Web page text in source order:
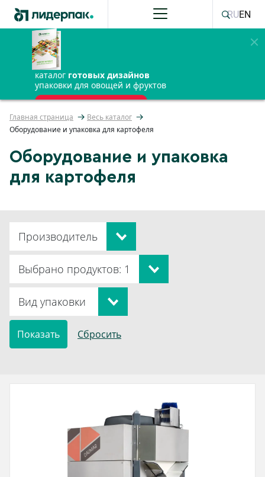
каталог готовых дизайнов
упаковки для овощей и фруктов
ПОЛУЧИТЬ БЕСПЛАТНО
RUEN
Главная страница
Весь каталог
Оборудование и упаковка для картофеля
Оборудование и упаковка
для картофеля
Производитель
Выбрано продуктов: 1
Вид упаковки